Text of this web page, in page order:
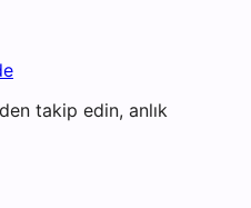
takip edin, anlık